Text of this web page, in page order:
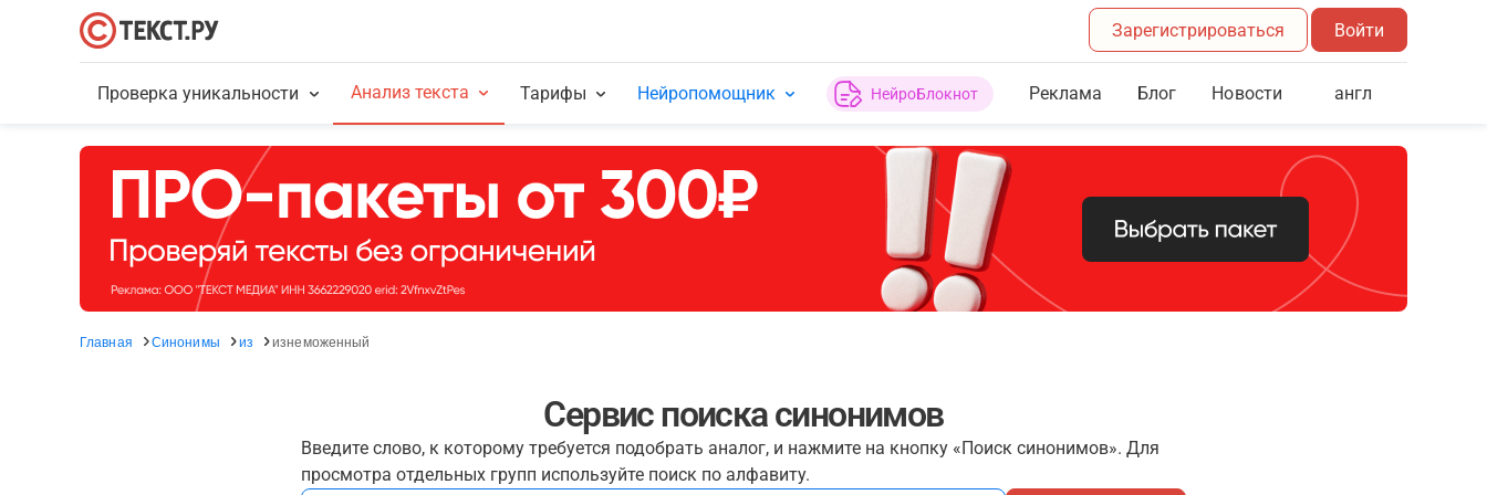
Зарегистрироваться Войти
Проверка уникальности Анализ текста Тарифы Нейропомощник НейроБлокнот Реклама Блог Новости англ
Главная Синонимы из изнеможенный
Сервис поиска синонимов
Введите слово, к которому требуется подобрать аналог, и нажмите на кнопку «Поиск синонимов». Для
просмотра отдельных групп используйте поиск по алфавиту.